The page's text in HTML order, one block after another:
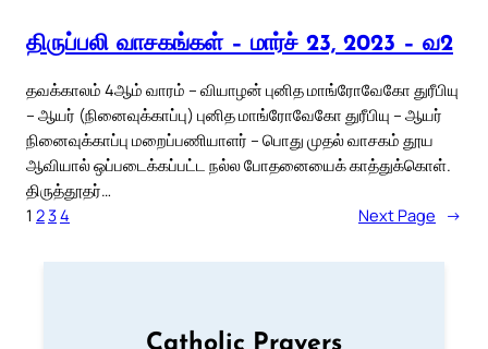
திருப்பலி வாசகங்கள் – மார்ச் 23, 2023 – வ2
தவக்காலம் 4ஆம் வாரம் – வியாழன் புனித மாங்ரோவேகோ துரீபியு
– ஆயர் (நினைவுக்காப்பு) புனித மாங்ரோவேகோ துரீபியு – ஆயர்
நினைவுக்காப்பு மறைப்பணியாளர் – பொது முதல் வாசகம் தூய
ஆவியால் ஒப்படைக்கப்பட்ட நல்ல போதனையைக் காத்துக்கொள்.
திருத்தூதர்…
1 234 Next Page →